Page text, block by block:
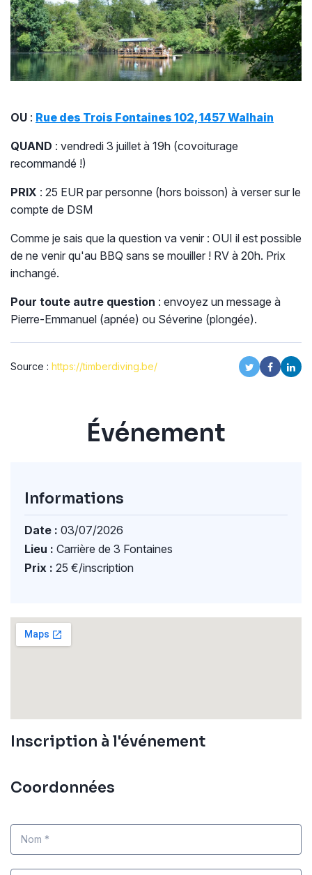
OU : Rue des Trois Fontaines 102, 1457 Walhain
QUAND : vendredi 3 juillet à 19h (covoiturage
recommandé !)
PRIX : 25 EUR par personne (hors boisson) à verser sur le
compte de DSM
Comme je sais que la question va venir : OUI il est possible
de ne venir qu'au BBQ sans se mouiller ! RV à 20h. Prix
inchangé.
Pour toute autre question : envoyez un message à
Pierre-Emmanuel (apnée) ou Séverine (plongée).
Source : https://timberdiving.be/
Événement
Informations
Date : 03/07/2026
Lieu : Carrière de 3 Fontaines
Prix : 25 €/inscription
Inscription à l'événement
Coordonnées
Nom *